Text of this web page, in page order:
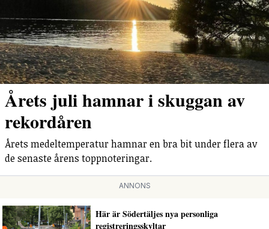
Årets juli hamnar i skuggan av
rekordåren
Årets medeltemperatur hamnar en bra bit under flera av
de senaste årens toppnoteringar.
ANNONS
Här är Södertäljes nya personliga
registreringsskyltar